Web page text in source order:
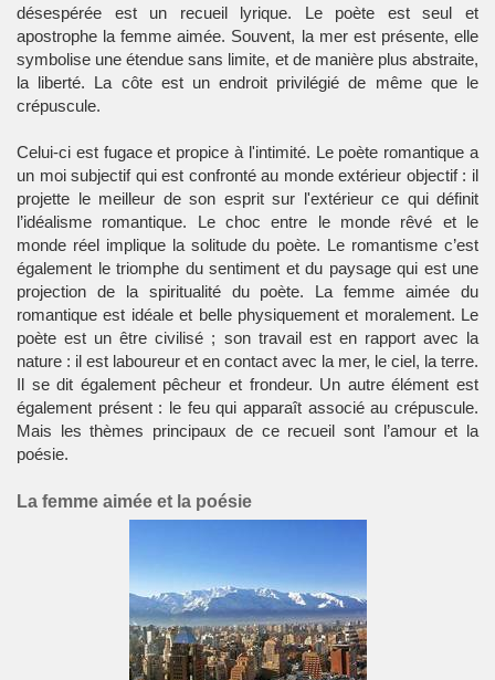
désespérée est un recueil lyrique. Le poète est seul et
apostrophe la femme aimée. Souvent, la mer est présente, elle
symbolise une étendue sans limite, et de manière plus abstraite,
la liberté. La côte est un endroit privilégié de même que le
crépuscule.
Celui-ci est fugace et propice à l'intimité. Le poète romantique a
un moi subjectif qui est confronté au monde extérieur objectif : il
projette le meilleur de son esprit sur l'extérieur ce qui définit
l’idéalisme romantique. Le choc entre le monde rêvé et le
monde réel implique la solitude du poète. Le romantisme c’est
également le triomphe du sentiment et du paysage qui est une
projection de la spiritualité du poète. La femme aimée du
romantique est idéale et belle physiquement et moralement. Le
poète est un être civilisé ; son travail est en rapport avec la
nature : il est laboureur et en contact avec la mer, le ciel, la terre.
Il se dit également pêcheur et frondeur. Un autre élément est
également présent : le feu qui apparaît associé au crépuscule.
Mais les thèmes principaux de ce recueil sont l’amour et la
poésie.
La femme aimée et la poésie